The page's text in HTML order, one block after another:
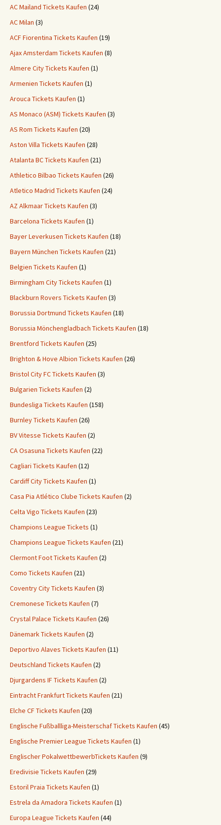
AC Mailand Tickets Kaufen (24)
AC Milan (3)
ACF Fiorentina Tickets Kaufen (19)
Ajax Amsterdam Tickets Kaufen (8)
Almere City Tickets Kaufen (1)
Armenien Tickets Kaufen (1)
Arouca Tickets Kaufen (1)
AS Monaco (ASM) Tickets Kaufen (3)
AS Rom Tickets Kaufen (20)
Aston Villa Tickets Kaufen (28)
Atalanta BC Tickets Kaufen (21)
Athletico Bilbao Tickets Kaufen (26)
Atletico Madrid Tickets Kaufen (24)
AZ Alkmaar Tickets Kaufen (3)
Barcelona Tickets Kaufen (1)
Bayer Leverkusen Tickets Kaufen (18)
Bayern München Tickets Kaufen (21)
Belgien Tickets Kaufen (1)
Birmingham City Tickets Kaufen (1)
Blackburn Rovers Tickets Kaufen (3)
Borussia Dortmund Tickets Kaufen (18)
Borussia Mönchengladbach Tickets Kaufen (18)
Brentford Tickets Kaufen (25)
Brighton & Hove Albion Tickets Kaufen (26)
Bristol City FC Tickets Kaufen (3)
Bulgarien Tickets Kaufen (2)
Bundesliga Tickets Kaufen (158)
Burnley Tickets Kaufen (26)
BV Vitesse Tickets Kaufen (2)
CA Osasuna Tickets Kaufen (22)
Cagliari Tickets Kaufen (12)
Cardiff City Tickets Kaufen (1)
Casa Pia Atlético Clube Tickets Kaufen (2)
Celta Vigo Tickets Kaufen (23)
Champions League Tickets (1)
Champions League Tickets Kaufen (21)
Clermont Foot Tickets Kaufen (2)
Como Tickets Kaufen (21)
Coventry City Tickets Kaufen (3)
Cremonese Tickets Kaufen (7)
Crystal Palace Tickets Kaufen (26)
Dänemark Tickets Kaufen (2)
Deportivo Alaves Tickets Kaufen (11)
Deutschland Tickets Kaufen (2)
Djurgardens IF Tickets Kaufen (2)
Eintracht Frankfurt Tickets Kaufen (21)
Elche CF Tickets Kaufen (20)
Englische Fußballliga-Meisterschaf Tickets Kaufen (45)
Englische Premier League Tickets Kaufen (1)
Englischer PokalwettbewerbTickets Kaufen (9)
Eredivisie Tickets Kaufen (29)
Estoril Praia Tickets Kaufen (1)
Estrela da Amadora Tickets Kaufen (1)
Europa League Tickets Kaufen (44)